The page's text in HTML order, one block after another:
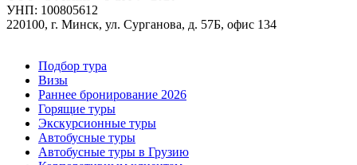
УНП: 100805612
220100, г. Минск, ул. Сурганова, д. 57Б, офис 134
Подбор тура
Визы
Раннее бронирование 2026
Горящие туры
Экскурсионные туры
Автобусные туры
Автобусные туры в Грузию